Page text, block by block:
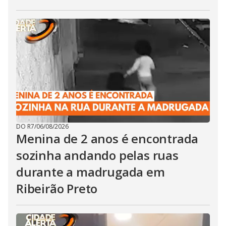
DO R7/06/08/2026
Menina de 2 anos é encontrada
sozinha andando pelas ruas
durante a madrugada em
Ribeirão Preto